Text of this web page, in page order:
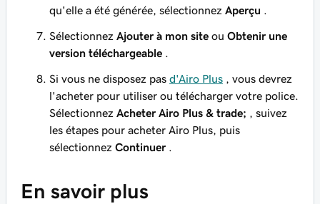
qu'elle a été générée, sélectionnez Aperçu
Sélectionnez Ajouter à mon site ou Obtenir une
version téléchargeable
Si vous ne disposez pas d'Airo Plus , vous devrez
l'acheter pour utiliser ou télécharger votre police.
Sélectionnez Acheter Airo Plus & trade; , suivez
les étapes pour acheter Airo Plus, puis
sélectionnez Continuer
En savoir plus